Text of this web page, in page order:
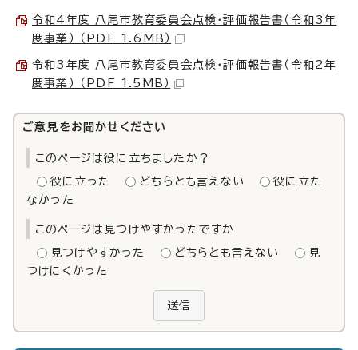
令和4年度 八尾市教育委員会点検・評価報告書（令和3年
度事業） （PDF 1.6MB）
令和3年度 八尾市教育委員会点検・評価報告書（令和2年
度事業） （PDF 1.5MB）
ご意見をお聞かせください
このページは役に立ちましたか？
役に立った どちらとも言えない
役に立た
なかった
このページは見つけやすかったですか
見つけやすかった どちらとも言えない
見
つけにくかった
送信